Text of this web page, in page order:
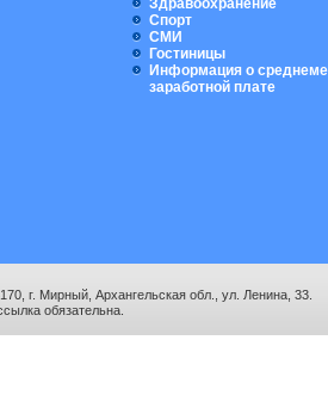
Здравоохранение
Спорт
СМИ
Гостиницы
Информация о
заработной плате
г. Мирный, Архангельская обл., ул. Ленина, 33.
обязательна.